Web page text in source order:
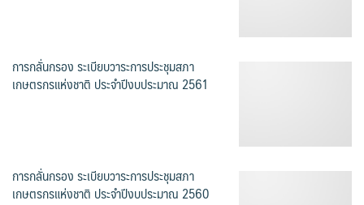
การกลั่นกรอง ระเบียบวาระการประชุมสภา
เกษตรกรแห่งชาติ ประจำปีงบประมาณ 2561
การกลั่นกรอง ระเบียบวาระการประชุมสภา
เกษตรกรแห่งชาติ ประจำปีงบประมาณ 2560